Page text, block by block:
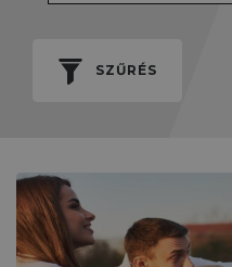
SZŰRÉS